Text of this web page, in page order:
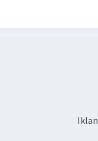
Iklan